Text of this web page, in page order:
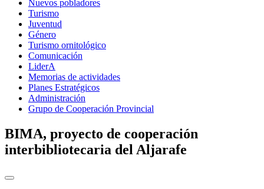
Nuevos pobladores
Turismo
Juventud
Género
Turismo ornitológico
Comunicación
LiderA
Memorias de actividades
Planes Estratégicos
Administración
Grupo de Cooperación Provincial
BIMA, proyecto de cooperación
interbibliotecaria del Aljarafe